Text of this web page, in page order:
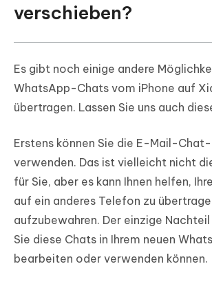
verschieben?
Es gibt noch einige andere
WhatsApp-Chats vom iPhone auf
übertragen. Lassen Sie uns auch
Erstens können Sie die E-Mail-
verwenden. Das ist vielleicht nicht
für Sie, aber es kann Ihnen helfen,
auf ein anderes Telefon zu
aufzubewahren. Der einzige
Sie diese Chats in Ihrem neuen
bearbeiten oder verwenden können.